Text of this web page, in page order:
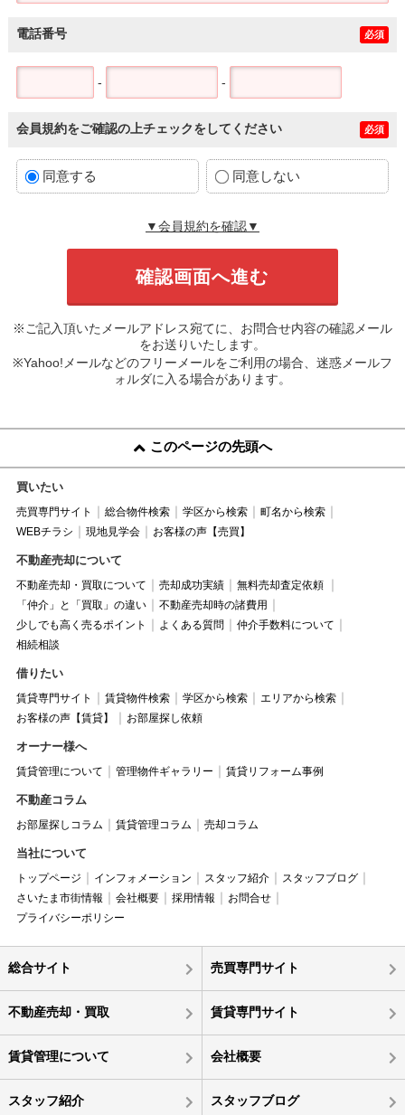
電話番号 必須
- -
会員規約をご確認の上チェックをしてください 必須
同意する 同意しない
▼会員規約を確認▼
※ご記入頂いたメールアドレス宛てに、お問合せ内容の確認メール
をお送りいたします。
※Yahoo!メールなどのフリーメールをご利用の場合、迷惑メールフ
ォルダに入る場合があります。
このページの先頭へ
買いたい
売買専門サイト 総合物件検索 学区から検索
町名から検索
WEBチラシ
現地見学会 お客様の声【売買】
不動産売却について
不動産売却・買取について 売却成功実績
無料売却査定依頼
「仲介」と「買取」の違い
不動産売却時の諸費用
少しでも高く売るポイント
よくある質問
仲介手数料について
相続相談
借りたい
賃貸専門サイト 賃貸物件検索 学区から検索
エリアから検索
お客様の声【賃貸】
お部屋探し依頼
オーナー様へ
賃貸管理について 管理物件ギャラリー 賃貸リフォーム事例
不動産コラム
お部屋探しコラム 賃貸管理コラム 売却コラム
当社について
トップページ インフォメーション スタッフ紹介
スタッフブログ
さいたま市街情報
会社概要 採用情報
お問合せ
プライバシーポリシー
総合サイト 売買専門サイト
不動産売却・買取 賃貸専門サイト
賃貸管理について 会社概要
スタッフ紹介 スタッフブログ